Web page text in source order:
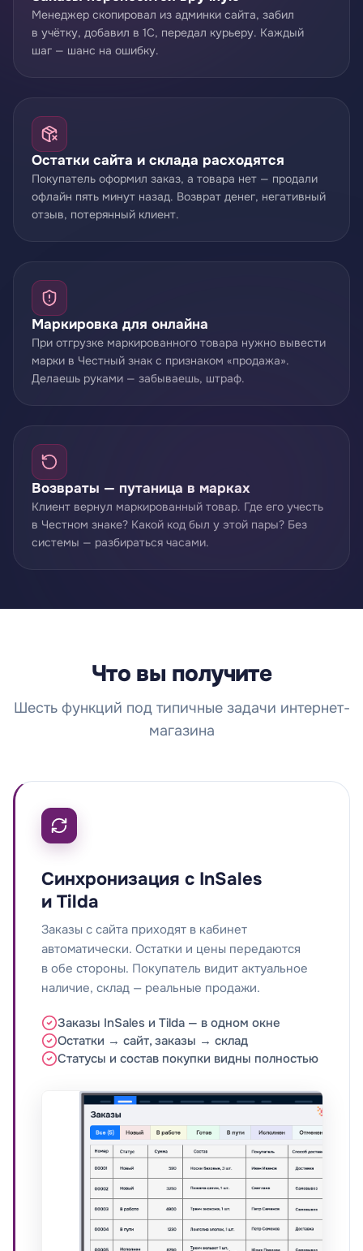
Менеджер скопировал из админки сайта, забил
в учётку, добавил в 1С, передал курьеру. Каждый
шаг — шанс на ошибку.
Остатки сайта и склада расходятся
Покупатель оформил заказ, а товара нет — продали
офлайн пять минут назад. Возврат денег, негативный
отзыв, потерянный клиент.
Маркировка для онлайна
При отгрузке маркированного товара нужно вывести
марки в Честный знак с признаком «продажа».
Делаешь руками — забываешь, штраф.
Возвраты — путаница в марках
Клиент вернул маркированный товар. Где его учесть
в Честном знаке? Какой код был у этой пары? Без
системы — разбираться часами.
Что вы получите
Шесть функций под типичные задачи интернет-
магазина
Синхронизация с InSales
и Tilda
Заказы с сайта приходят в кабинет
автоматически. Остатки и цены передаются
в обе стороны. Покупатель видит актуальное
наличие, склад — реальные продажи.
Заказы InSales и Tilda — в одном окне
Остатки → сайт, заказы → склад
Статусы и состав покупки видны полностью